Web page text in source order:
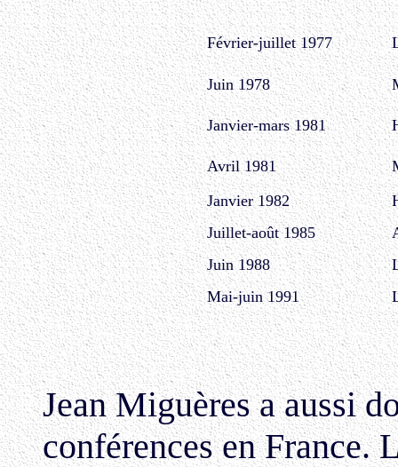
Février-juillet 1977
Juin 1978
Janvier-mars 1981
Avril 1981
Janvier 1982
Juillet-août 1985
Juin 1988
Mai-juin 1991
Jean Miguères a aussi
conférences en France.